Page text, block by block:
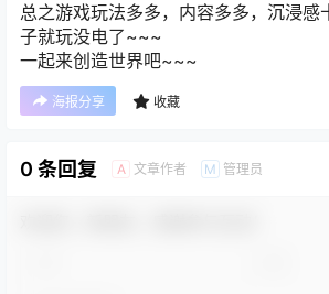
总之游戏玩法多多，内容多多，沉浸感
子就玩没电了~~~
一起来创造世界吧~~~
海报分享 收藏
0 条回复 A 文章作者 M 管理员